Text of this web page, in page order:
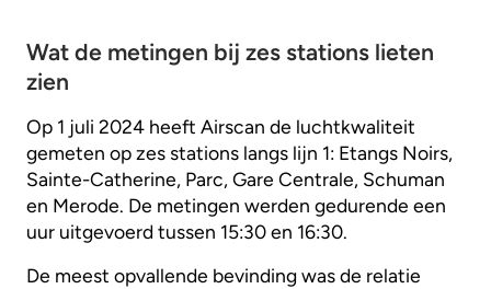
Wat de metingen bij zes stations lieten
zien
Op 1 juli 2024 heeft Airscan de luchtkwaliteit
gemeten op zes stations langs lijn 1: Etangs Noirs,
Sainte-Catherine, Parc, Gare Centrale, Schuman
en Merode. De metingen werden gedurende een
uur uitgevoerd tussen 15:30 en 16:30.
De meest opvallende bevinding was de relatie